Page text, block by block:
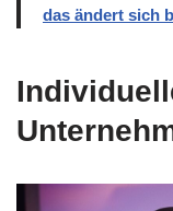
das ändert sich